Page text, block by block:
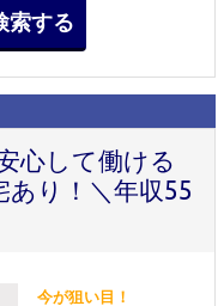
心して働ける
り！＼年収55
今が狙い目！